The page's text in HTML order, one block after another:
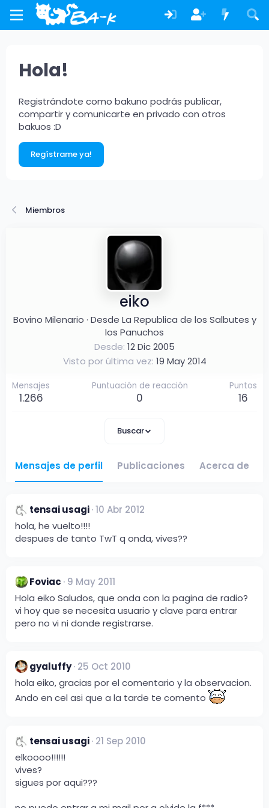
Hola!
Registrándote como bakuno podrás publicar,
compartir y comunicarte en privado con otros
bakuos :D
Regístrame ya!
Miembros
eiko
Bovino Milenario · Desde La Republica de los Salbutes y
los Panuchos
Desde 12 Dic 2005
Visto por última vez 19 May 2014
Mensajes
1.266
Puntuación de reacción
0
Puntos
16
Buscar
Mensajes de perfil Publicaciones Acerca de
tensai usagi 10 Abr 2012
hola, he vuelto!!!!
despues de tanto TwT q onda, vives??
Foviac 9 May 2011
Hola eiko Saludos, que onda con la pagina de radio?
vi hoy que se necesita usuario y clave para entrar
pero no vi ni donde registrarse.
gyaluffy 25 Oct 2010
hola eiko, gracias por el comentario y la observacion.
Ando en cel asi que a la tarde te comento
tensai usagi 21 Sep 2010
elkoooo!!!!!!
vives?
sigues por aqui???